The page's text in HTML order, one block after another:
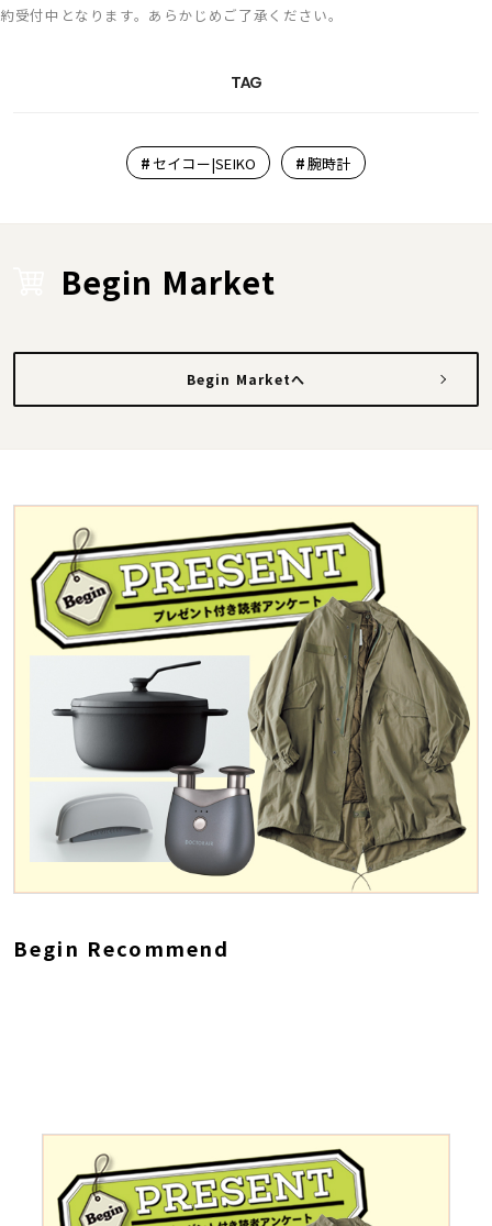
約受付中となります。あらかじめご了承ください。
TAG
# セイコー|SEIKO #腕時計
Begin Market
Begin Marketへ
Begin Recommend